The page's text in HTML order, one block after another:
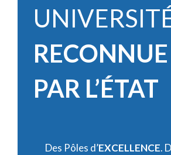
RECONNUE
PAR L’ÉTAT
Des Pôles d’EXCELLENCE.